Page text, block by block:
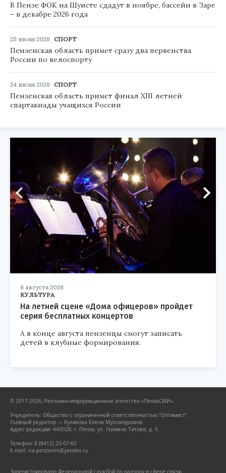
В Пензе ФОК на Шуисте сдадут в ноябре, бассейн в Заре
– в декабре 2026 года
25 июня 2026 СПОРТ
Пензенская область примет сразу два первенства
России по велоспорту
24 июня 2026 СПОРТ
Пензенская область примет финал XIII летней
спартакиады учащихся России
6 августа 2026
КУЛЬТУРА
На летней сцене «Дома офицеров» пройдет
серия бесплатных концертов
А в конце августа пензенцы смогут записать
детей в клубные формирования.
© 2017-2026, Рекламно-информационное агентство «ПензаСМИ».
Учредитель: Общество с ограниченной ответственностью "Оптимист".
Главный редактор — Куликова Елена Муллануровна.
Адрес редакции: 440028, г. Пенза, ул. Германа Титова, д. 9.
Телефон: 8 (8412) 20-07-60
E-mail: ria.penzasmi@yandex.ru